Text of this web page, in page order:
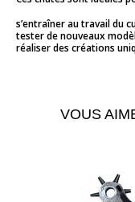
s’entraîner au travail du
tester de nouveaux
réaliser des créations
VOUS